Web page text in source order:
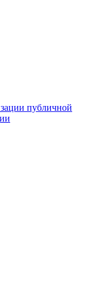
публичной